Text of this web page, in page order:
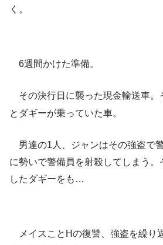
く。
6週間かけた準備。
その決行日に襲った現金輸送車。
とダギーが乗っていた車。
男達の1人、ジャンはその強盗で
に勢いで警備員を射殺してしまう
したダギーをも…
メイスことHの復讐、強盗を繰り